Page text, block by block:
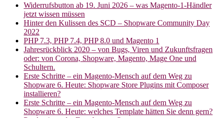
Widerrufsbutton ab 19. Juni 2026 – was Magento-1-Händler
jetzt wissen müssen
Hinter den Kulissen des SCD – Shopware Community Day
2022
PHP 7.3, PHP 7.4, PHP 8.0 und Magento 1
Jahresrückblick 2020 – von Bugs, Viren und Zukunftsfragen
oder: von Corona, Shopware, Magento, Mage One und
Schultern.
Erste Schritte – ein Magento-Mensch auf dem Weg zu
Shopware 6. Heute: Shopware Store Plugins mit Composer
installieren?
Erste Schritte – ein Magento-Mensch auf dem Weg zu
Shopware 6. Heute: welches Template hätten Sie denn gern?